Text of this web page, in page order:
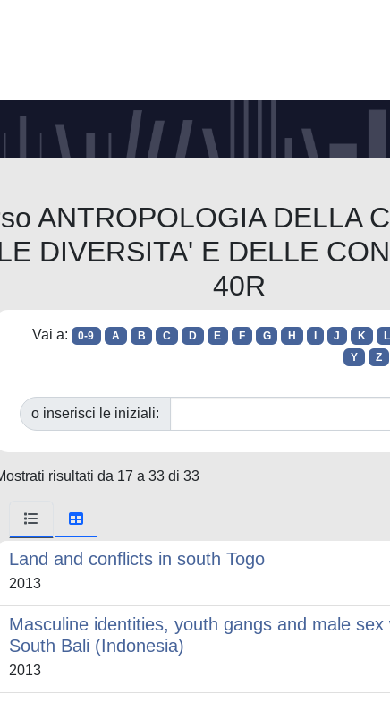
ANTROPOLOGIA DELLA
DIVERSITA' E DELLE
40R
Vai a: 0-9 A B C D E F G H J K L
Y
Z
o inserisci le iniziali:
risultati da 17 a 33 di 33
Land and conflicts in south Togo
2013
Masculine identities, youth gangs and male
South Bali (Indonesia)
2013